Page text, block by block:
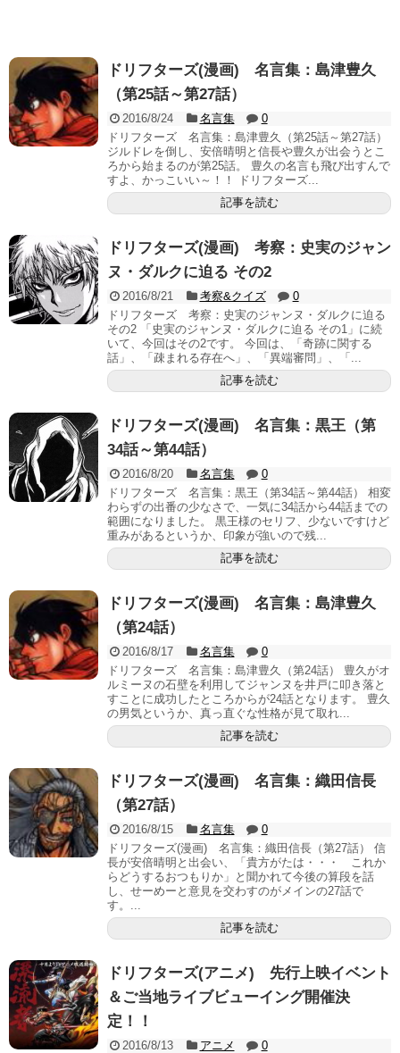
ドリフターズ(漫画) 名言集：島津豊久
（第25話～第27話）
2016/8/24 名言集
0
ドリフターズ 名言集：島津豊久（第25話～第27話）
ジルドレを倒し、安倍晴明と信長や豊久が出会うとこ
ろから始まるのが第25話。 豊久の名言も飛び出すんで
すよ、かっこいい～！！ ドリフターズ...
記事を読む
ドリフターズ(漫画) 考察：史実のジャン
ヌ・ダルクに迫る その2
2016/8/21 考察&クイズ
0
ドリフターズ 考察：史実のジャンヌ・ダルクに迫る
その2 「史実のジャンヌ・ダルクに迫る その1」に続
いて、今回はその2です。 今回は、「奇跡に関する
話」、「疎まれる存在へ」、「異端審問」、「...
記事を読む
ドリフターズ(漫画) 名言集：黒王（第
34話～第44話）
2016/8/20 名言集
0
ドリフターズ 名言集：黒王（第34話～第44話） 相変
わらずの出番の少なさで、一気に34話から44話までの
範囲になりました。 黒王様のセリフ、少ないですけど
重みがあるというか、印象が強いので残...
記事を読む
ドリフターズ(漫画) 名言集：島津豊久
（第24話）
2016/8/17 名言集
0
ドリフターズ 名言集：島津豊久（第24話） 豊久がオ
ルミーヌの石壁を利用してジャンヌを井戸に叩き落と
すことに成功したところからが24話となります。 豊久
の男気というか、真っ直ぐな性格が見て取れ...
記事を読む
ドリフターズ(漫画) 名言集：織田信長
（第27話）
2016/8/15 名言集
0
ドリフターズ(漫画) 名言集：織田信長（第27話） 信
長が安倍晴明と出会い、「貴方がたは・・・ これか
らどうするおつもりか」と聞かれて今後の算段を話
し、せーめーと意見を交わすのがメインの27話で
す。...
記事を読む
ドリフターズ(アニメ) 先行上映イベント
＆ご当地ライブビューイング開催決
定！！
2016/8/13 アニメ
0